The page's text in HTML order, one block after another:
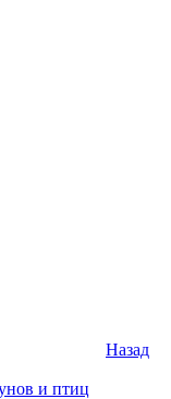
Назад
и птиц